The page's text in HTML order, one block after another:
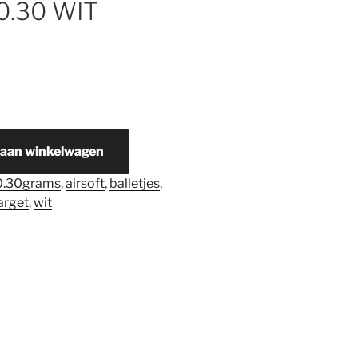
WIT
winkelwagen
,airsoft, balletjes,
,wit